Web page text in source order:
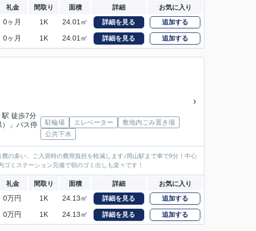
礼金 間取り 面積 詳細 お気に入り
0ヶ月 1K 24.01㎡ 詳細を見る 追加する
0ヶ月 1K 24.01㎡ 詳細を見る 追加する
駅 徒歩7分
）」バス停
駐輪場 エレベーター
敷地内ごみ置き場
公共下水
多い、ご入居時の費用負担を軽減します♪岡山駅まで車で9分！中心
ミステーション完備で朝のゴミ出しも楽々です！
礼金 間取り 面積 詳細 お気に入り
0万円 1K 24.13㎡ 詳細を見る 追加する
0万円 1K 24.13㎡ 詳細を見る 追加する